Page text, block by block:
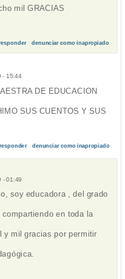
mil GRACIAS
denunciar como inapropiado
- 15:44
DE EDUCACION
SUS CUENTOS Y SUS
responder denunciar como inapropiado
- 01:49
soy educadora , del grado
en toda la
y mil gracias por permitir